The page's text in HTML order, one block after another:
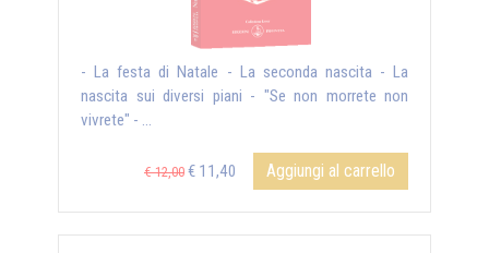
- La festa di Natale - La seconda nascita - La
nascita sui diversi piani - "Se non morrete non
vivrete" - ...
€ 12,00 € 11,40 Aggiungi al carrello